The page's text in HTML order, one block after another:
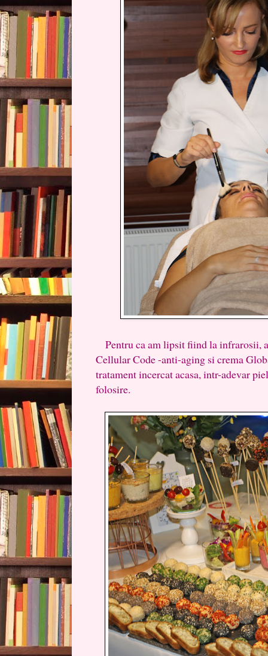
Pentru ca am lipsit fiind la infrarosii,
Cellular Code -anti-aging si crema
tratament incercat acasa, intr-adevar
folosire.